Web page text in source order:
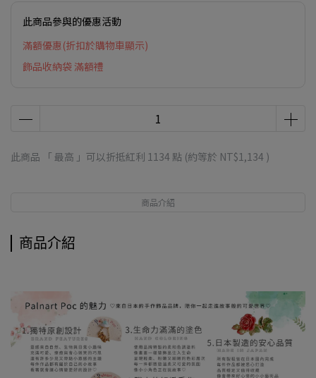
此商品參與的優惠活動
滿額優惠(折扣於購物車顯示)
飾品收納袋 滿額禮
此商品 「 最高 」可以折抵紅利 1134 點 (約等於 NT$1,134 )
商品介紹
商品介紹